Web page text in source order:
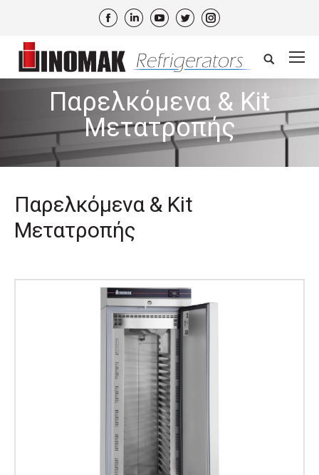
Facebook
LinkedinYouTube
TwitterInstagram
Search:
Παρελκόμενα & Kit
Μετατροπής
Παρελκόμενα & Kit
Μετατροπής